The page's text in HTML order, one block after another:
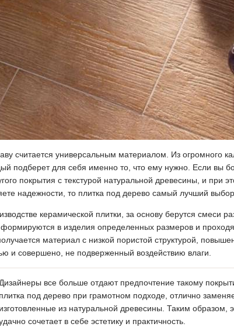
считается универсальным материалом. Из огромного
подберет для себя именно то, что ему нужно. Если вы
покрытия с текстурой натуральной древесины, и при
надежности, то плитка под дерево самый лучший
керамической плитки, за основу берутся смеси
в изделия определенных размеров и
материал с низкой пористой структурой,
и совершено, не подверженный воздействию влаги.
все больше отдают предпочтение такому
плитка под дерево при грамотном подходе, отлично
изготовленные из натуральной древесины. Таким образом,
сочетает в себе эстетику и практичность.